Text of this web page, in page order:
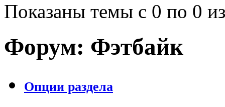
Показаны темы с 0 по 0
Форум: Фэтбайк
Опции раздела